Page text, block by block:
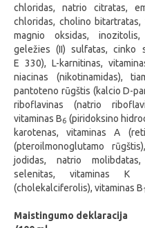
chloridas, natrio citratas,
chloridas, cholino bitartratas,
magnio oksidas,
geležies (II) sulfatas, cinko
E 330), L-karnitinas,
niacinas (nikotinamidas),
pantoteno rūgštis (kalcio D-
riboflavinas (natrio
vitaminas B6 (piridoksino
karotenas, vitaminas A
(pteroilmonoglutamo
jodidas, natrio
selenitas, vitaminas K
(cholekalciferolis), vitaminas B
Maistingumo deklaracija